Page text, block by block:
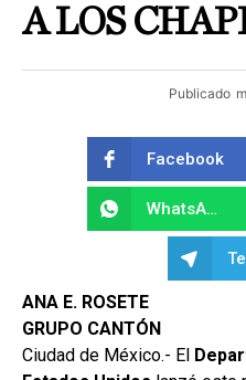
A LOS
Publicado
Facebook
WhatsApp
ANA E. ROSETE
GRUPO CANTÓN
Ciudad de México.- El